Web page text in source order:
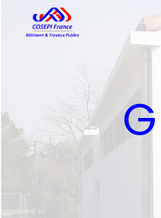
Panneau de gestion des cookies